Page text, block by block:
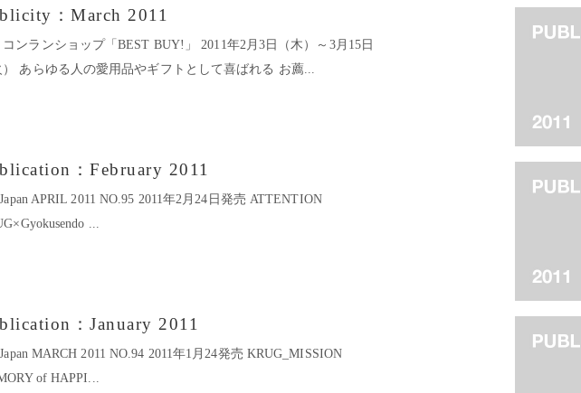
：March 2011
ンランショップ「BEST BUY!」 2011年2月3日（木）～3月15日
） あらゆる人の愛用品やギフトとして喜ばれる お薦...
：February 2011
APRIL 2011 NO.95 2011年2月24日発売 ATTENTION
...
：January 2011
MARCH 2011 NO.94 2011年1月24発売 KRUG_MISSION
of HAPPI...